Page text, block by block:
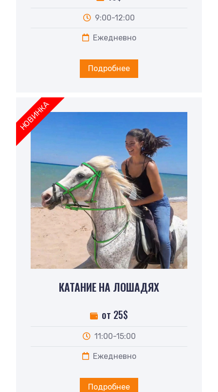
9:00-12:00
Ежедневно
Подробнее
НОВИНКА
КАТАНИЕ НА ЛОШАДЯХ
от 25$
11:00-15:00
Ежедневно
Подробнее